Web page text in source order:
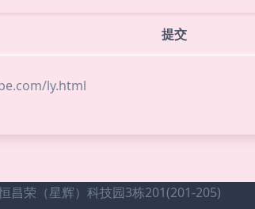
ly.html
昌荣（星辉）科技园3栋201(201-205)